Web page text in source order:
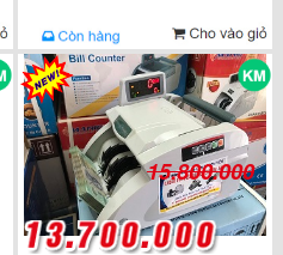
15.800.000